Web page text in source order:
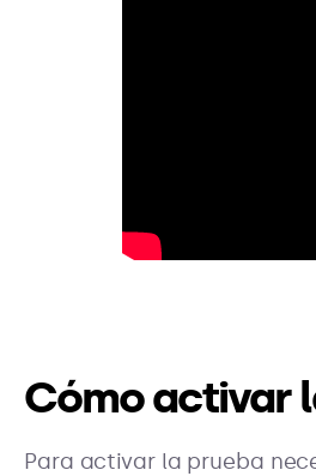
Cómo activar
Para activar la prueba